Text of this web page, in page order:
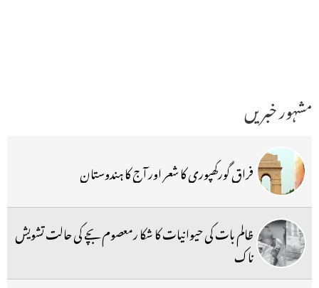
مشہور خبریں
فراق گورکھپوری کا شعر اور آج کا ہندوستان
ظالم بات کی حیوانیات کا شکا رمعصوم بچے کی حالت تشویش
ناک